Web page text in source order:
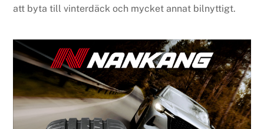
att byta till vinterdäck och mycket annat bilnyttigt.